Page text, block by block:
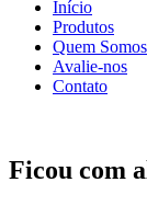
Início
Produtos
Quem Somos
Avalie-nos
Contato
Ficou com